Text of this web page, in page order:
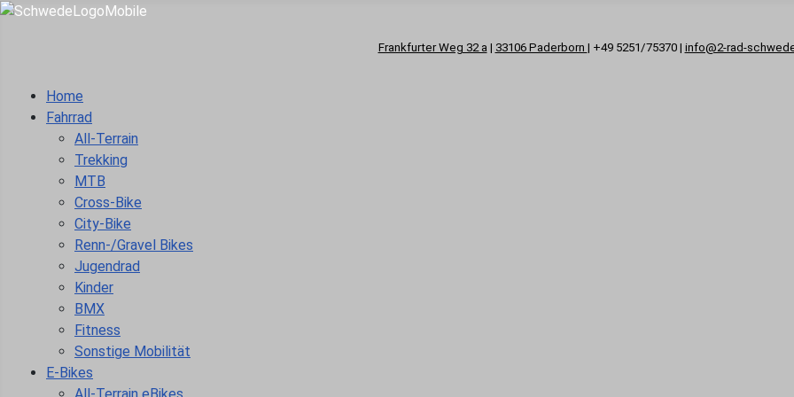
Frankfurter Weg 32 a | 33106 Paderborn | +49 5251/75370 | info@2-rad-
Home
Fahrrad
All-Terrain
Trekking
MTB
Cross-Bike
City-Bike
Renn-/Gravel Bikes
Jugendrad
Kinder
BMX
Fitness
Sonstige Mobilität
E-Bikes